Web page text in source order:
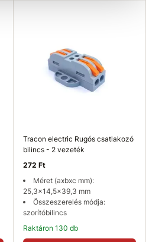
Tracon electric Rugós csatlakozó
bilincs - 2 vezeték
272 Ft
Méret (axbxc mm):
25,3x14,5x39,3 mm
Összeszerelés módja:
szorítóbilincs
Raktáron 130 db